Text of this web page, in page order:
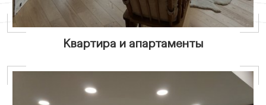
Квартира и апартаменты